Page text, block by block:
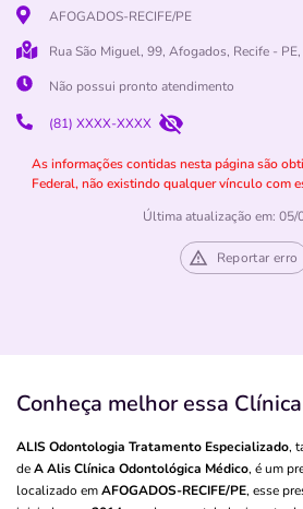
AFOGADOS-RECIFE/PE
Rua São Miguel, 99, Afogados, Recife -
Não possui pronto atendimento
(81) XXXX-XXXX
As informações contidas nesta página são
Federal, não existindo qualquer vínculo com
Última atualização em: 05/
Reportar erro
Conheça melhor essa Clínica
ALIS Odontologia Tratamento Especializado,
deA Alis Clínica Odontológica Médico, é um
localizado emAFOGADOS-RECIFE/PE, esse